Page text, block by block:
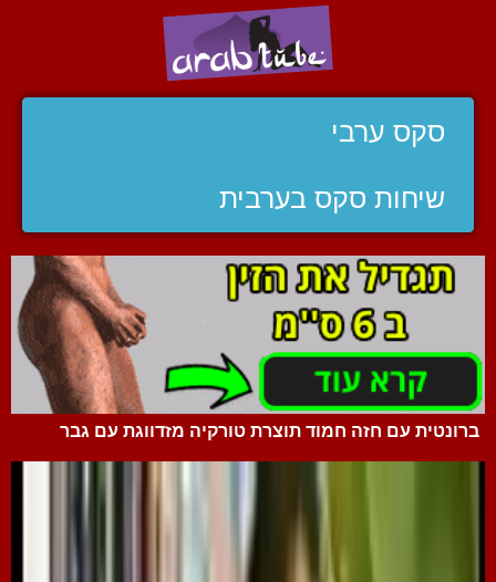
סקס ערבי
שיחות סקס בערבית
ברונטית עם חזה חמוד תוצרת טורקיה מזדווגת עם גבר